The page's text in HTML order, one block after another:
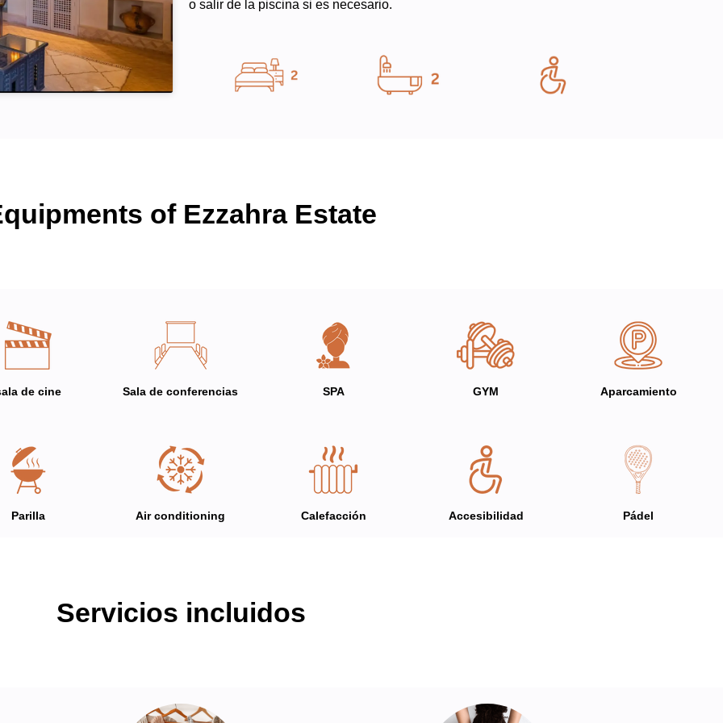
o salir de la piscina si es necesario.
of Ezzahra Estate
de cine Sala de conferencias SPA GYM Aparcamiento
Parilla Air conditioning Calefacción Accesibilidad Pádel
Servicios incluidos